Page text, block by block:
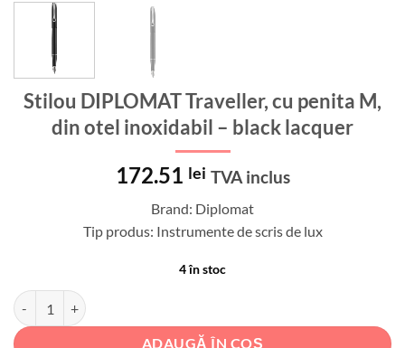
Stilou DIPLOMAT Traveller, cu penita M,
din otel inoxidabil – black lacquer
172.51 lei TVA inclus
Brand: Diplomat
Tip produs: Instrumente de scris de lux
4 în stoc
Cantitate Stilou DIPLOMAT Traveller, cu penita M, din otel inoxidabil
ADAUGĂ ÎN COȘ